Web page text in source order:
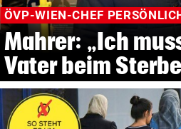
ÖVP-WIEN-CHEF
Mahrer: „Ich
Vater beim